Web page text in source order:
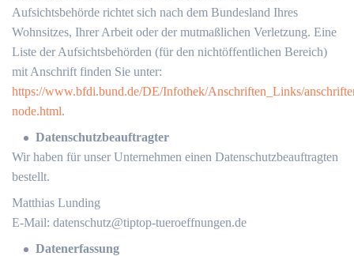
Aufsichtsbehörde richtet sich nach dem Bundesland Ihres
Wohnsitzes, Ihrer Arbeit oder der mutmaßlichen Verletzung. Eine
Liste der Aufsichtsbehörden (für den nichtöffentlichen Bereich)
mit Anschrift finden Sie unter:
https://www.bfdi.bund.de/DE/Infothek/Anschriften_Links/
node.html.
Datenschutzbeauftragter
Wir haben für unser Unternehmen einen Datenschutzbeauftragten
bestellt.
Matthias Lunding
E-Mail: datenschutz@tiptop-tueroeffnungen.de
Datenerfassung